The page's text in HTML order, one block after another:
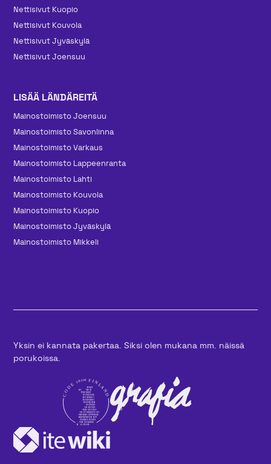
Nettisivut Kuopio
Nettisivut Kouvola
Nettisivut Jyväskylä
Nettisivut Joensuu
LISÄÄ LÄNDÄREITÄ
Mainos­toimisto Joensuu
Mainos­toimisto Savonlinna
Mainos­toimisto Varkaus
Mainos­toimisto Lappeenranta
Mainos­toimisto Lahti
Mainos­toimisto Kouvola
Mainos­toimisto Kuopio
Mainos­toimisto Jyväskylä
Mainos­toimisto Mikkeli
Yksin ei kannata pakertaa. Siksi olen mukana mm. näissä
porukoissa.